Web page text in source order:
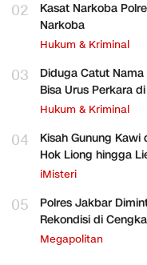
02
Kasat Narkoba
Narkoba
Hukum & Kriminal
03
Diduga Catut
Bisa Urus Perkara
Hukum & Kriminal
04
Kisah Gunung
Hok Liong hingga
iMisteri
05
Polres Jakbar
Rekondisi di
Megapolitan